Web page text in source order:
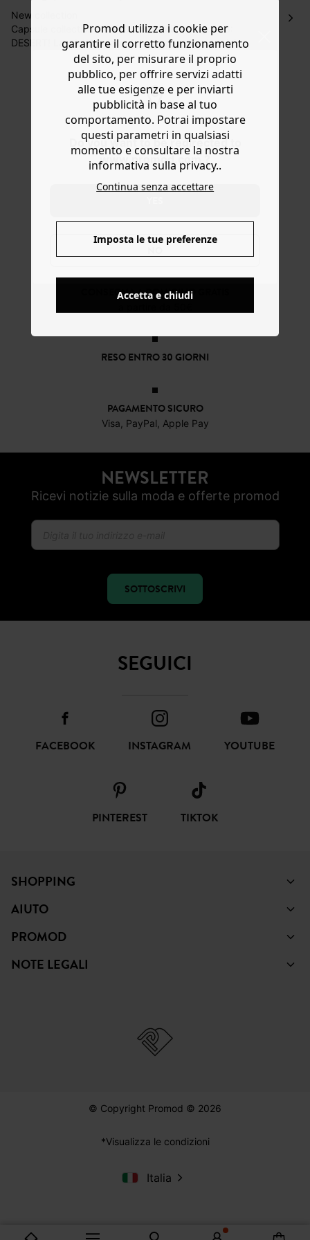
Do you want to be redirected to
www.promod.com ?
Hai 30 gg. per restituire o cambiare gli articoli a
decorrere dalla data dell’avvenuta ricezione.
Aiuto
New collection
Capsule collection STATION SUMMER, Stop n° 3:
DESERT! Lasciati baciare dal sole con questa mini
collezione in edizione limitata, da scoprire fino a fine
agosto. Con il suo messaggio HOPE, questa T-shirt
smanicata è perfetta per le vacanze, il relax o lo sport!
Contiene cotone biologico, coltivato senza pesticidi,
fertilizzanti chimici né OGM per preservare la
biodiversità.
CONSEGNA A DOMICILIO GRATIS
RESO ENTRO 30 GIORNI
PAGAMENTO SICURO
Visa, PayPal, Apple Pay
NEWSLETTER
Ricevi notizie sulla moda e offerte promod
SOTTOSCRIVI
SEGUICI
FACEBOOK INSTAGRAM YOUTUBE
PINTEREST TIKTOK
SHOPPING
AIUTO
PROMOD
NOTE LEGALI
© Copyright Promod © 2026
*Visualizza le condizioni
Italia
Promod utilizza i cookie per
garantire il corretto funzionamento
del sito, per misurare il proprio
pubblico, per offrire servizi adatti
alle tue esigenze e per inviarti
pubblicità in base al tuo
comportamento. Potrai impostare
questi parametri in qualsiasi
momento e consultare la nostra
informativa sulla privacy..
Continua senza accettare
Imposta le tue preferenze
Accetta e chiudi